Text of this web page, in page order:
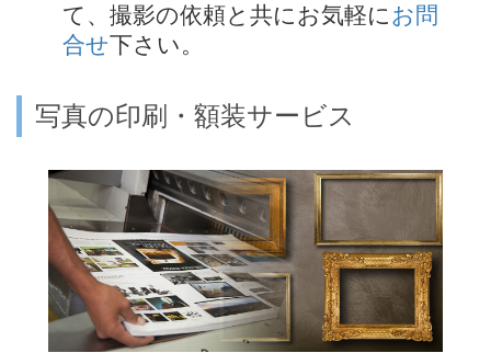
て、撮影の依頼と共にお気軽に お問
合せ下さい。
写真の印刷・額装サービス